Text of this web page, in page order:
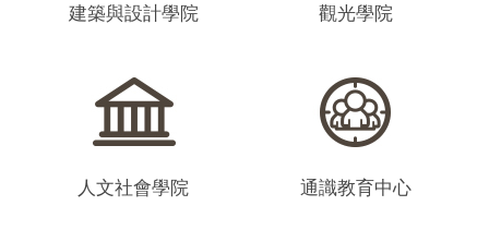
建築與設計學院 觀光學院
人文社會學院 通識教育中心